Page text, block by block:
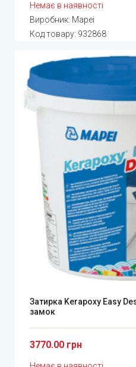
Немає в наявності
Виробник: Mapei
Код товару: 932868
Затирка Kerapoxy Easy
замок
3770.00 грн